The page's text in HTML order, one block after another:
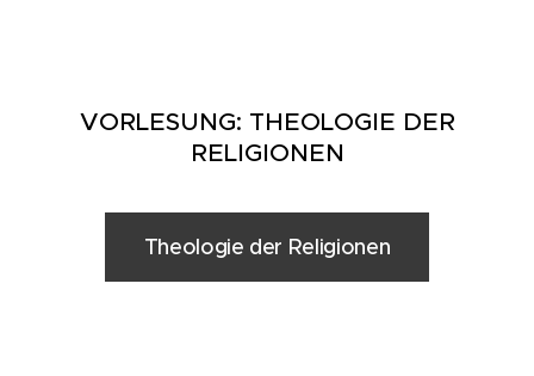
VORLESUNG: THEOLOGIE DER
RELIGIONEN
Theologie der Religionen